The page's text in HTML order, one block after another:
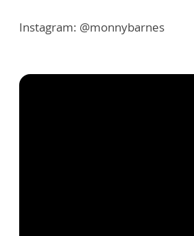
Instagram: @monnybarnes